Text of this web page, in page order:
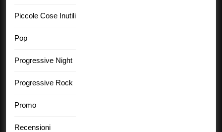
Piccole Cose Inutili
Pop
Progressive Night
Progressive Rock
Promo
Recensioni